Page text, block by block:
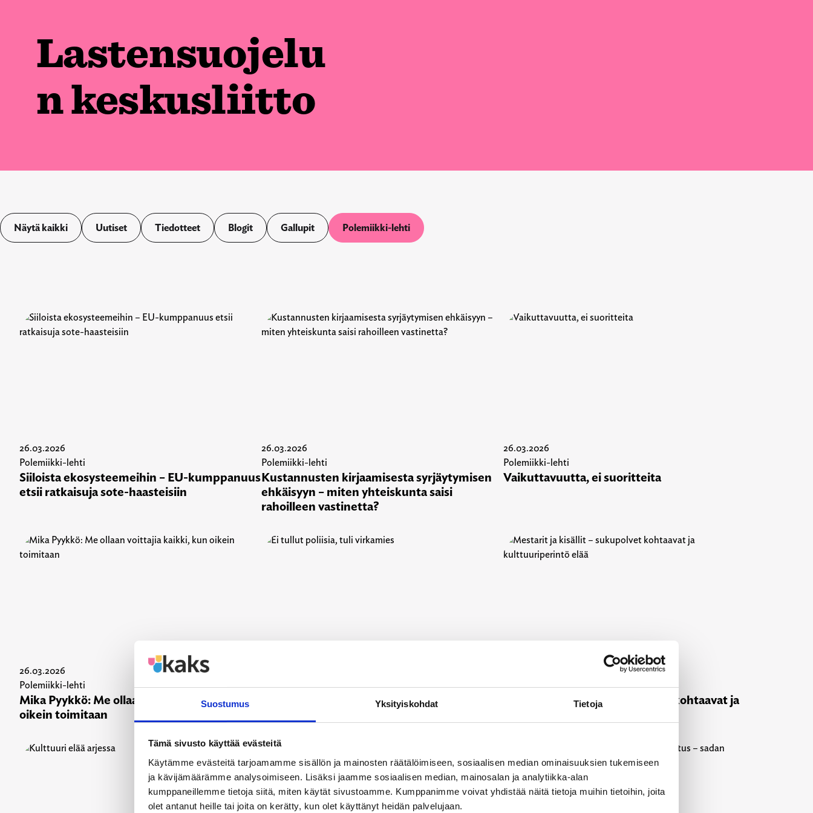
Suostumus Yksityiskohdat Tietoja
Tämä sivusto käyttää evästeitä
Käytämme evästeitä tarjoamamme sisällön ja mainosten räätälöimiseen, sosiaalisen median ominaisuuksien tukemiseen
ja kävijämäärämme analysoimiseen. Lisäksi jaamme sosiaalisen median, mainosalan ja analytiikka-alan
kumppaneillemme tietoja siitä, miten käytät sivustoamme. Kumppanimme voivat yhdistää näitä tietoja muihin tietoihin, joita
olet antanut heille tai joita on kerätty, kun olet käyttänyt heidän palvelujaan.
Lastensuojelu
n keskusliitto
Näytä kaikki Uutiset Tiedotteet Blogit Gallupit Polemiikki-lehti
26.03.2026
Polemiikki-lehti
Siiloista ekosysteemeihin – EU-kumppanuus
etsii ratkaisuja sote-haasteisiin
26.03.2026
Polemiikki-lehti
Kustannusten kirjaamisesta syrjäytymisen
ehkäisyyn – miten yhteiskunta saisi
rahoilleen vastinetta?
26.03.2026
Polemiikki-lehti
Vaikuttavuutta, ei suoritteita
26.03.2026
Polemiikki-lehti
Mika Pyykkö: Me ollaan voittajia kaikki, kun
oikein toimitaan
Polemiikki-lehti
Ei tullut poliisia, tuli virkamies
Polemiikki-lehti
Mestarit ja kisällit – sukupolvet kohtaavat ja